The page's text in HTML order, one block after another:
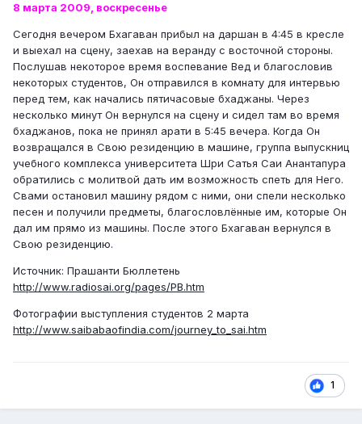
8 марта 2009, воскресенье
Сегодня вечером Бхагаван прибыл на даршан в 4:45 в кресле
и выехал на сцену, заехав на веранду с восточной стороны.
Послушав некоторое время воспевание Вед и благословив
некоторых студентов, Он отправился в комнату для интервью
перед тем, как начались пятичасовые бхаджаны. Через
несколько минут Он вернулся на сцену и сидел там во время
бхаджанов, пока не принял арати в 5:45 вечера. Когда Он
возвращался в Свою резиденцию в машине, группа выпускниц
учебного комплекса университета Шри Сатья Саи Анантапура
обратились с молитвой дать им возможность спеть для Него.
Свами остановил машину рядом с ними, они спели несколько
песен и получили предметы, благословлённые им, которые Он
дал им прямо из машины. После этого Бхагаван вернулся в
Свою резиденцию.
Источник: Прашанти Бюллетень
http://www.radiosai.org/pages/PB.htm
Фотографии выступления студентов 2 марта
http://www.saibabaofindia.com/journey_to_sai.htm
1